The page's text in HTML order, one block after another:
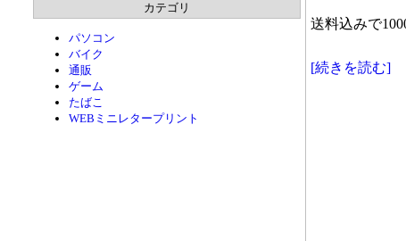
カテゴリ
パソコン
バイク
通販
ゲーム
たばこ
WEBミニレタープリント
送料込みで
[続きを読む]